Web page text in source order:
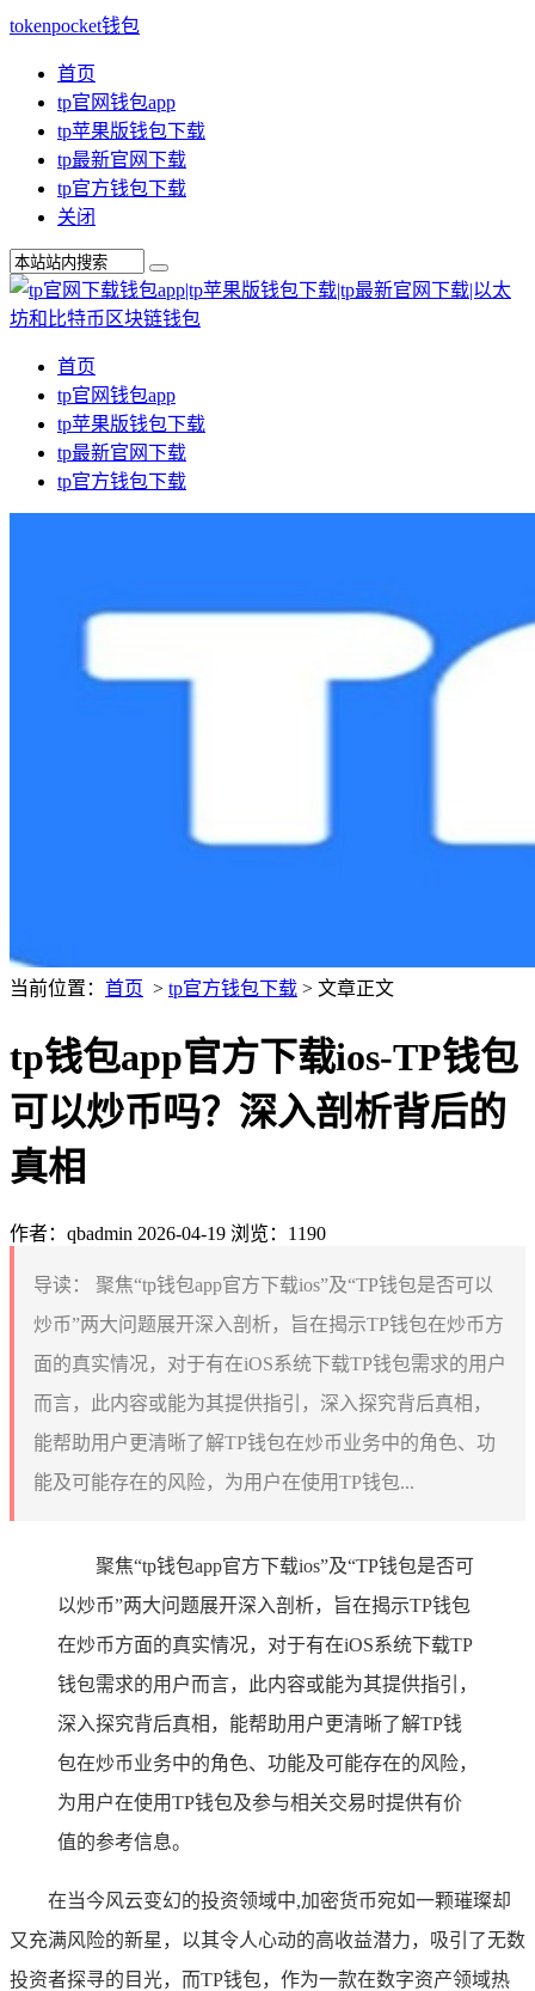
tokenpocket钱包
首页
tp官网钱包app
tp苹果版钱包下载
tp最新官网下载
tp官方钱包下载
关闭
首页
tp官网钱包app
tp苹果版钱包下载
tp最新官网下载
tp官方钱包下载
当前位置： 首页 > tp官方钱包下载 > 文章正文
tp钱包app官方下载ios-TP钱包
可以炒币吗？深入剖析背后的
真相
作者：qbadmin 2026-04-19 浏览：1190
导读：
聚焦“tp钱包app官方下载ios”及“TP钱包是否可以
炒币”两大问题展开深入剖析，旨在揭示TP钱包在炒币方
面的真实情况，对于有在iOS系统下载TP钱包需求的用户
而言，此内容或能为其提供指引，深入探究背后真相，
能帮助用户更清晰了解TP钱包在炒币业务中的角色、功
能及可能存在的风险，为用户在使用TP钱包...
聚焦“tp钱包app官方下载ios”及“TP钱包是否可
以炒币”两大问题展开深入剖析，旨在揭示TP钱包
在炒币方面的真实情况，对于有在iOS系统下载TP
钱包需求的用户而言，此内容或能为其提供指引，
深入探究背后真相，能帮助用户更清晰了解TP钱
包在炒币业务中的角色、功能及可能存在的风险，
为用户在使用TP钱包及参与相关交易时提供有价
值的参考信息。
在当今风云变幻的投资领域中,加密货币宛如一颗璀璨却
又充满风险的新星，以其令人心动的高收益潜力，吸引了无数
投资者探寻的目光，而TP钱包，作为一款在数字资产领域热